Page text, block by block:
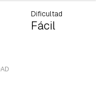
Dificultad
Fácil